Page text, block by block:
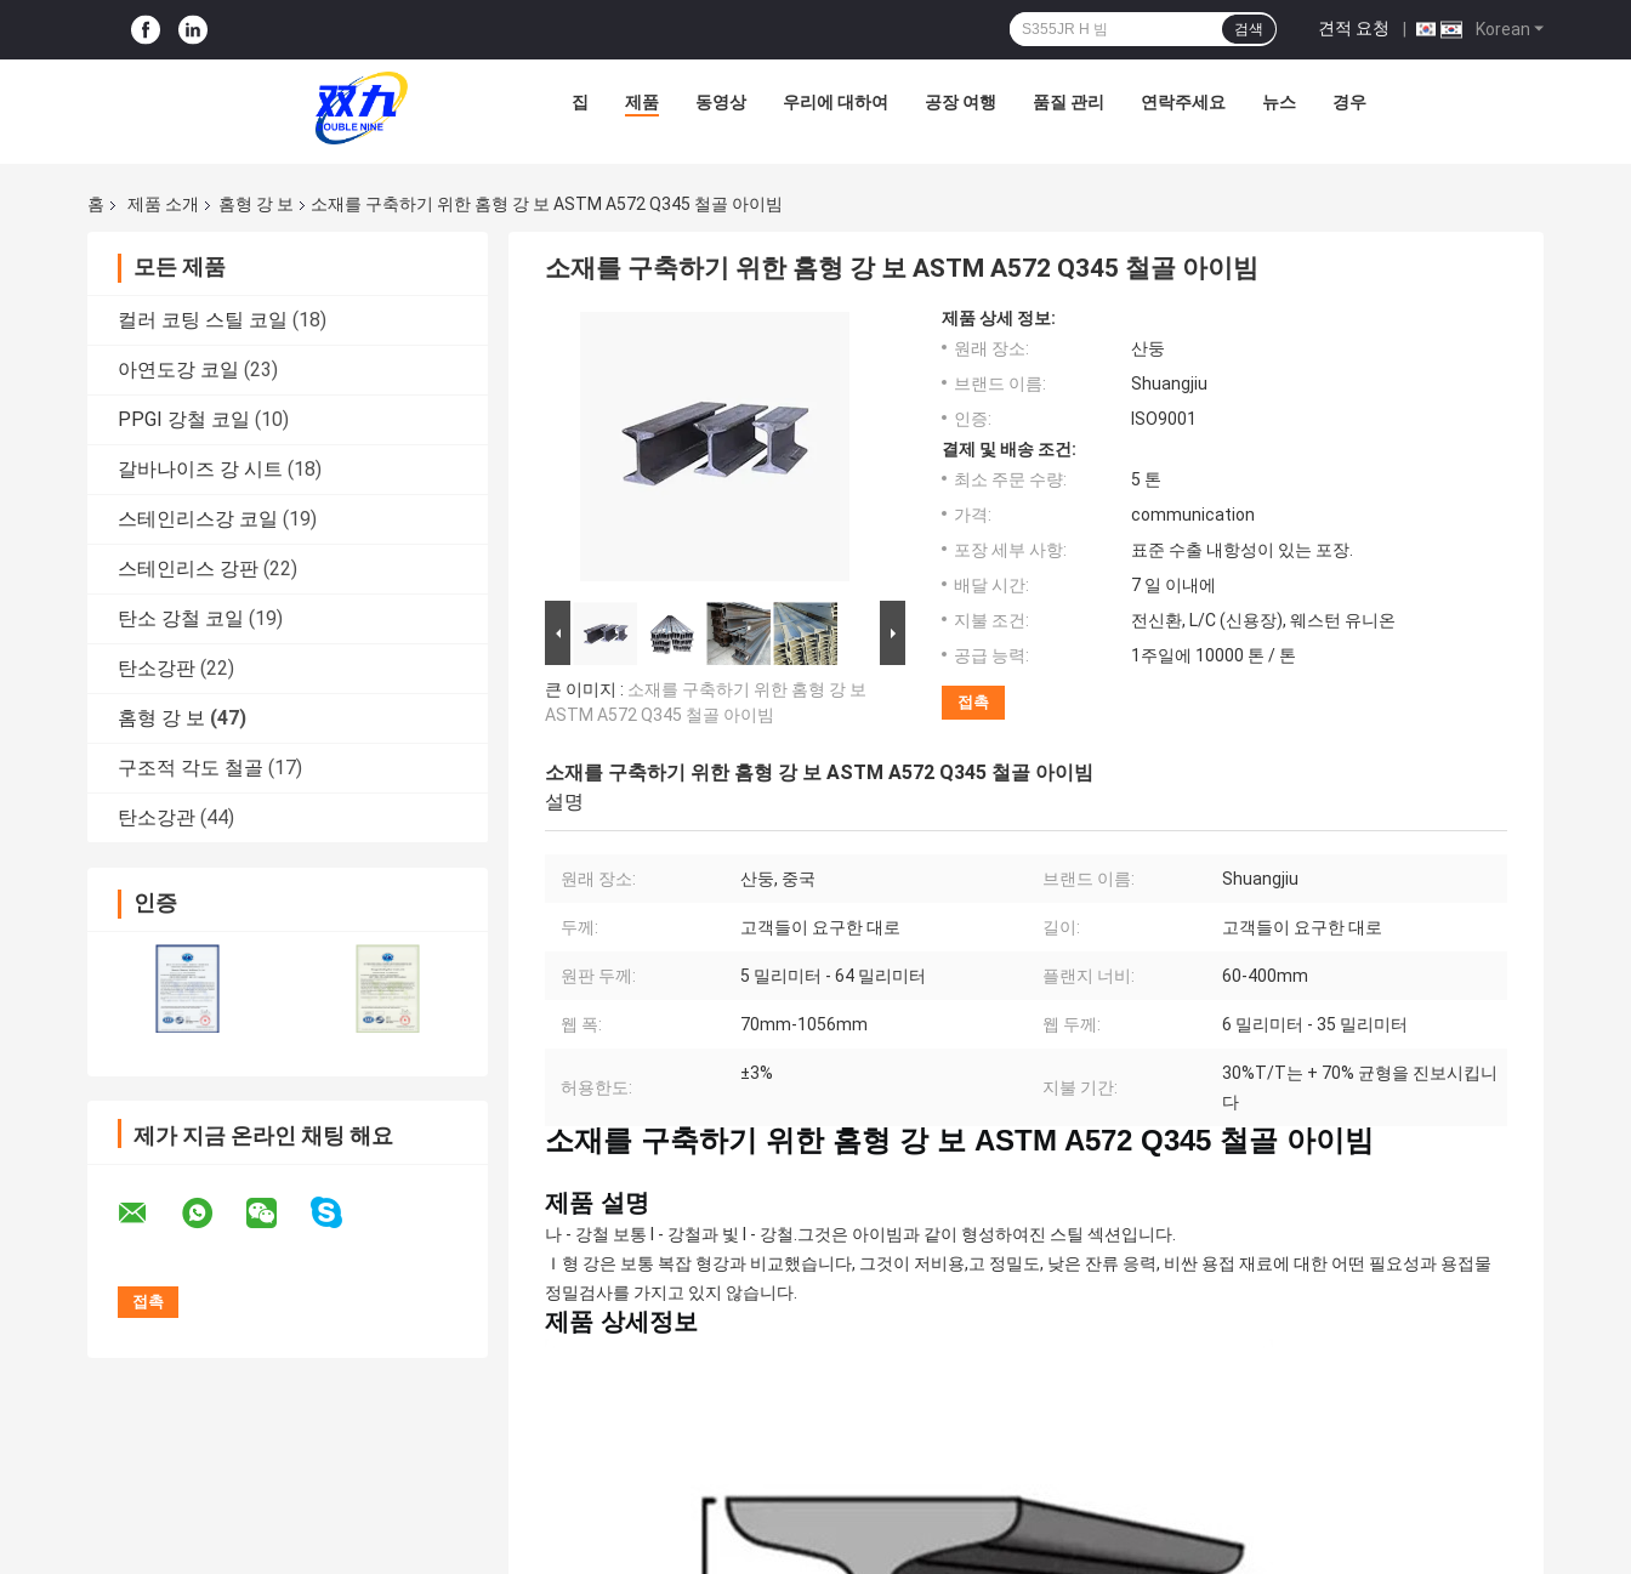
Korean
견적 요청 |
검색
집 제품 동영상 우리에 대하여 공장 여행 품질 관리 연락주세요 뉴스 경우
홈 제품 소개 홈형 강 보 소재를 구축하기 위한 홈형 강 보 ASTM A572 Q345 철골 아이빔
모든 제품
컬러 코팅 스틸 코일 (18)
아연도강 코일 (23)
PPGI 강철 코일 (10)
갈바나이즈 강 시트 (18)
스테인리스강 코일 (19)
스테인리스 강판 (22)
탄소 강철 코일 (19)
탄소강판 (22)
홈형 강 보 (47)
구조적 각도 철골 (17)
탄소강관 (44)
인증
제가 지금 온라인 채팅 해요
소재를 구축하기 위한 홈형 강 보 ASTM A572 Q345 철골 아이빔
큰 이미지 : 소재를 구축하기 위한 홈형 강 보
ASTM A572 Q345 철골 아이빔
제품 상세 정보:
원래 장소:
산둥
브랜드 이름:
Shuangjiu
인증:
ISO9001
결제 및 배송 조건:
최소 주문 수량:
5 톤
가격:
communication
포장 세부 사항:
표준 수출 내항성이 있는 포장.
배달 시간:
7 일 이내에
지불 조건:
전신환, L/C (신용장), 웨스턴 유니온
공급 능력:
1주일에 10000 톤 / 톤
접촉
소재를 구축하기 위한 홈형 강 보 ASTM A572 Q345 철골 아이빔
설명
원래 장소: 산둥, 중국 브랜드 이름: Shuangjiu
두께: 고객들이 요구한 대로 길이: 고객들이 요구한 대로
원판 두께: 5 밀리미터 - 64 밀리미터 플랜지 너비: 60-400mm
웹 폭: 70mm-1056mm 웹 두께: 6 밀리미터 - 35 밀리미터
허용한도:
±3%
지불 기간:
30%T/T는 + 70% 균형을 진보시킵니
다
소재를 구축하기 위한 홈형 강 보 ASTM A572 Q345 철골 아이빔
제품 설명
나 - 강철 보통 I - 강철과 빛 I - 강철.그것은 아이빔과 같이 형성하여진 스틸 섹션입니다.
Ｉ형 강은 보통 복잡 형강과 비교했습니다, 그것이 저비용,고 정밀도, 낮은 잔류 응력, 비싼 용접 재료에 대한 어떤 필요성과 용접물
정밀검사를 가지고 있지 않습니다.
제품 상세정보